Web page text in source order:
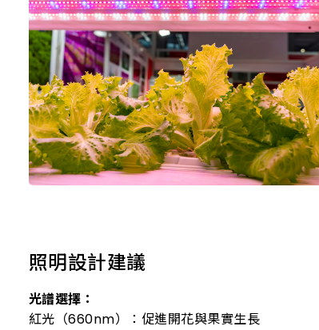
照明設計建議
光譜選擇：
紅光（660nm）：促進開花與果實生長